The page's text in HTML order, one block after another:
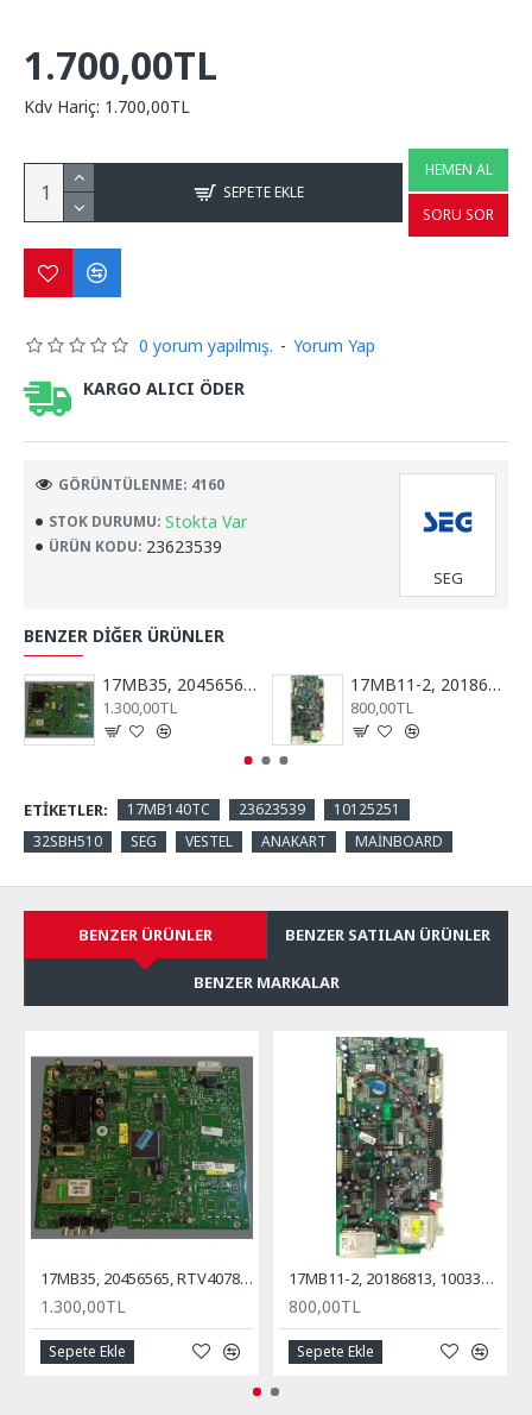
KARGO ALICI ÖDER
STOK DURUMU: Stokta Var
ÜRÜN KODU: 23623539
SEG
GÖRÜNTÜLENME: 4160
0 yorum yapılmış. - Yorum Yap
1.700,00TL
Kdv Hariç: 1.700,00TL
SEPETE EKLE
HEMEN AL
SORU SOR
BENZER DIĞER ÜRÜNLER
17MB35, 20456565, RTV40781, REGAL, VESTEL, ANA KART, MAİN BOARD
1.300,00TL
17MB11-2, 20186813, 10033547, Anakart, Main Board, VESTEL, Millenium, 32''
800,00TL
ETIKETLER: 17MB140TC 23623539
10125251
32SBH510
SEG VESTEL ANAKART MAİNBOARD
BENZER ÜRÜNLER BENZER SATILAN ÜRÜNLER
BENZER MARKALAR
17MB35, 20456565, RTV40781, REGAL, VESTEL, ANA KART, MAİN BOARD
1.300,00TL
Sepete Ekle
17MB11-2, 20186813, 10033547, Anakart, Main Board, VESTEL, Millenium, 32''
800,00TL
Sepete Ekle